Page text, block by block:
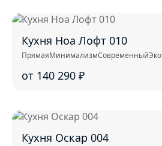
Кухня Ноа Лофт 010
ПрямаяМинимализмСовременный
от 140 290 ₽
Кухня Оскар 004